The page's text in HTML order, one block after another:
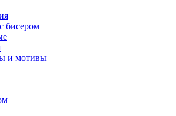
бисером
и мотивы